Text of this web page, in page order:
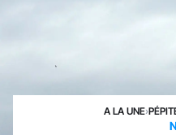
A LA UNE›